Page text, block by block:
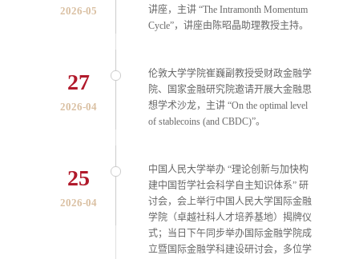
2026-05
讲座，主讲 “The Intramonth Momentum
Cycle”，讲座由陈昭晶助理教授主持。
27
2026-04
伦敦大学学院崔巍副教授受财政金融学
院、国家金融研究院邀请开展大金融思
想学术沙龙，主讲 “On the optimal level
of stablecoins (and CBDC)”。
25
2026-04
中国人民大学举办 “理论创新与加快构
建中国哲学社会科学自主知识体系” 研
讨会，会上举行中国人民大学国际金融
学院（卓越社科人才培养基地）揭牌仪
式；当日下午同步举办国际金融学院成
立暨国际金融学科建设研讨会，多位学